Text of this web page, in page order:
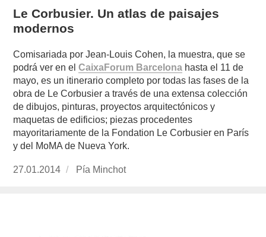
Le Corbusier. Un atlas de paisajes
modernos
Comisariada por Jean-Louis Cohen, la muestra, que se
podrá ver en elCaixaForum Barcelona hasta el 11 de
mayo, es un itinerario completo por todas las fases de la
obra de Le Corbusier a través de una extensa colección
de dibujos, pinturas, proyectos arquitectónicos y
maquetas de edificios; piezas procedentes
mayoritariamente de la Fondation Le Corbusier en París
y del MoMA de Nueva York.
Publicado
27.01.2014 https://www.experimenta.es/author/pia/
Pía Minchot